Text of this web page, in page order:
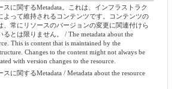
スに関するMetadata。これは、インフラストラク
よって維持されるコンテンツです。コンテンツの
、常にリソースのバージョンの変更に関連付けら
るとは限りません。 / The metadata about the
This is content that is maintained by the
Changes to the content might not always be
with version changes to the resource.
スに関するMetadata / Metadata about the resource